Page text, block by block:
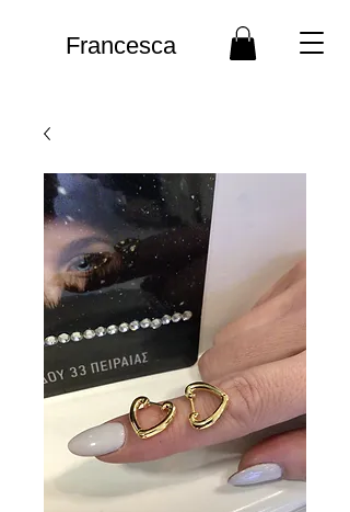
Francesca